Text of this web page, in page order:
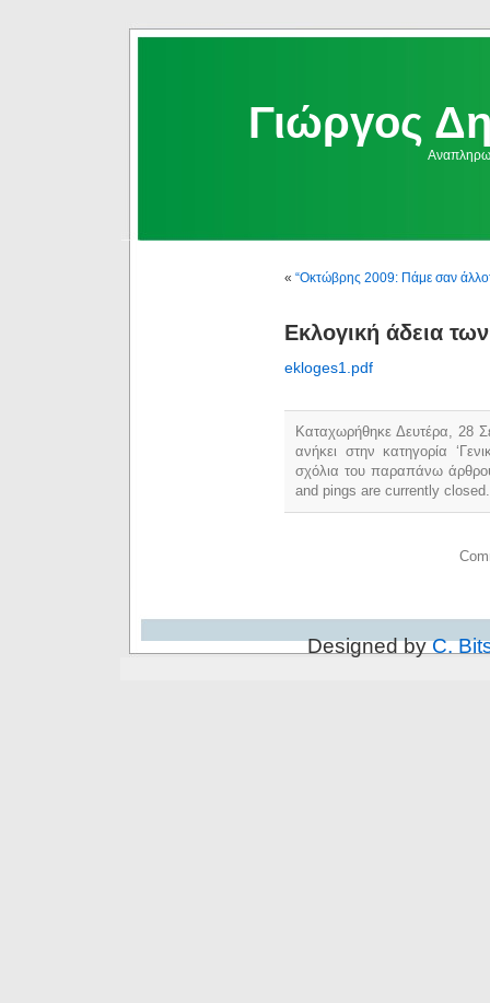
Γιώργος
« “Οκτώβρης 2009: Πάμε σαν
Εκλογική άδεια
ekloges1.pdf
Καταχωρήθηκε Δευτέρα, 28
ανήκει στην κατηγορία
σχόλια του παραπάνω
and pings are currently closed.
Designed byC.